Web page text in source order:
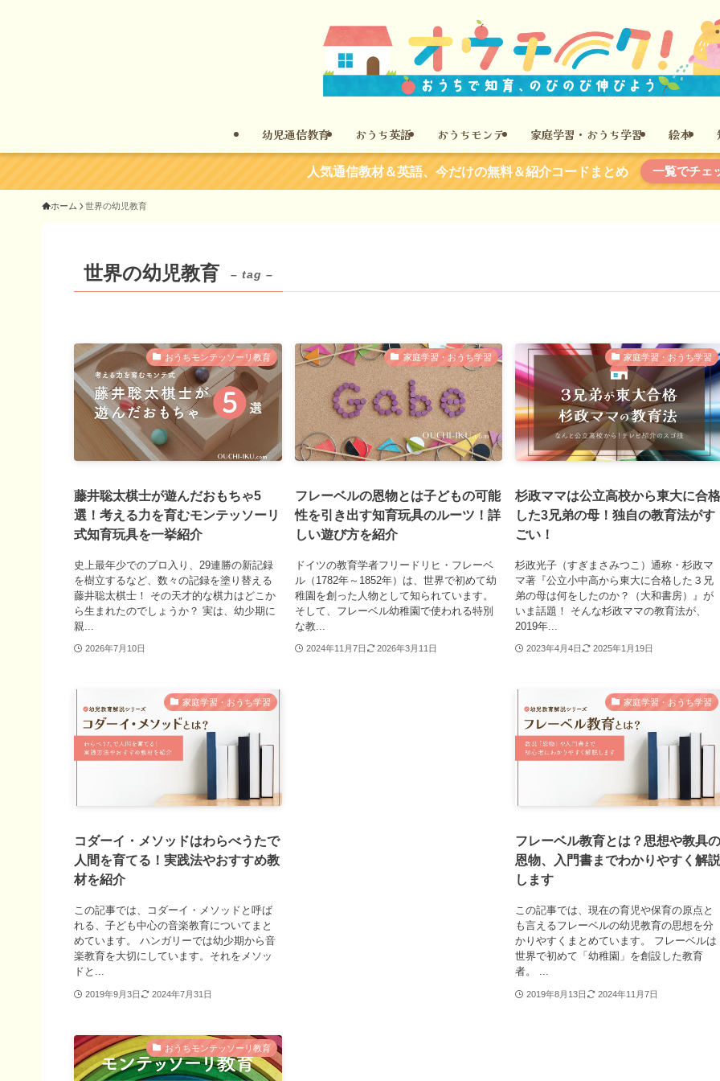
幼児通信教育 おうち英語 おうちモンテ 家庭学習・おうち学習 絵本
人気通信教材＆英語、今だけの無料＆紹介コードまとめ 一覧でチェ
ホーム 世界の幼児教育
世界の幼児教育 – tag –
おうちモンテッソーリ教育
藤井聡太棋士が遊んだおもちゃ5
選！考える力を育むモンテッソーリ
式知育玩具を一挙紹介
史上最年少でのプロ入り、29連勝の新記録
を樹立するなど、数々の記録を塗り替える
藤井聡太棋士！ その天才的な棋力はどこか
ら生まれたのでしょうか？ 実は、幼少期に
親...
2026年7月10日
家庭学習・おうち学習
フレーベルの恩物とは子どもの可能
性を引き出す知育玩具のルーツ！詳
しい遊び方を紹介
ドイツの教育学者フリードリヒ・フレーベ
ル（1782年～1852年）は、世界で初めて幼
稚園を創った人物として知られています。
そして、フレーベル幼稚園で使われる特別
な教...
2024年11月7日 2026年3月11日
家庭学習・おうち学習
杉政ママは公立高校から東大に合
した3兄弟の母！独自の教育法がす
ごい！
杉政光子（すぎまさみつこ）通称・杉政マ
マ著『公立小中高から東大に合格した３兄
弟の母は何をしたのか？（大和書房）』が
いま話題！ そんな杉政ママの教育法が、
2019年...
2023年4月4日 2025年1月19日
家庭学習・おうち学習
コダーイ・メソッドはわらべうたで
人間を育てる！実践法やおすすめ教
材を紹介
この記事では、コダーイ・メソッドと呼ば
れる、子ども中心の音楽教育についてまと
めています。 ハンガリーでは幼少期から音
楽教育を大切にしています。それをメソッ
ドと...
2019年9月3日 2024年7月31日
家庭学習・おうち学習
フレーベル教育とは？思想や教具
恩物、入門書までわかりやすく解
します
この記事では、現在の育児や保育の原点と
も言えるフレーベルの幼児教育の思想を分
かりやすくまとめています。 フレーベルは
世界で初めて「幼稚園」を創設した教育
者。 ...
2019年8月13日 2024年11月7日
おうちモンテッソーリ教育